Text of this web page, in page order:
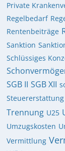
Private
Regelbedarf
Rentenbeiträge
Sanktion
Schlüssiges
SGB II SGB XII
Steuererstattung
Trennung U25
Umzugskosten
Vermittlung